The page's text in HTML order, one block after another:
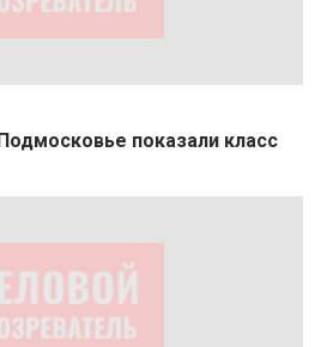
показали класс